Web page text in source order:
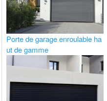
Porte de garage enroulable ha
ut de gamme